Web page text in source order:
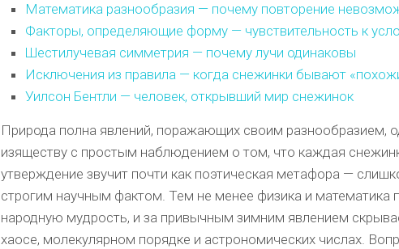
Математика разнообразия — почему повторение
Факторы, определяющие форму — чувствительность к
Шестилучевая симметрия — почему лучи одинаковы
Исключения из правила — когда снежинки бывают
Уилсон Бентли — человек, открывший мир снежинок
Природа полна явлений, поражающих своим разнообразием,
изяществу с простым наблюдением о том, что каждая
утверждение звучит почти как поэтическая метафора —
строгим научным фактом. Тем не менее физика и
народную мудрость, и за привычным зимним явлением
хаосе, молекулярном порядке и астрономических числах.